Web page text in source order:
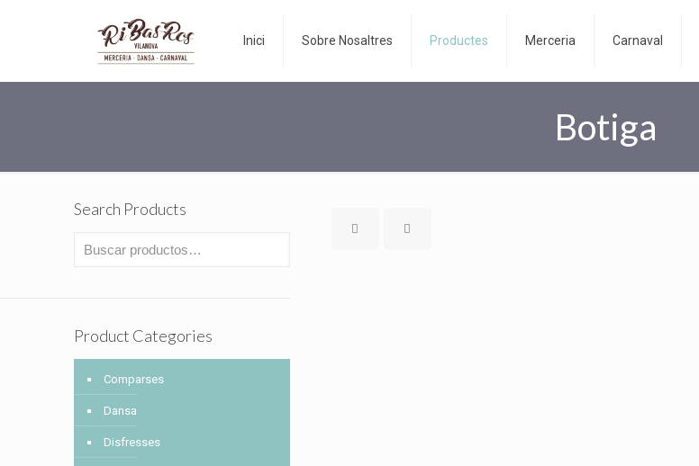
Inici Sobre Nosaltres Productes Merceria Carnaval
Botiga
Search Products
Product Categories
Comparses
Dansa
Disfresses